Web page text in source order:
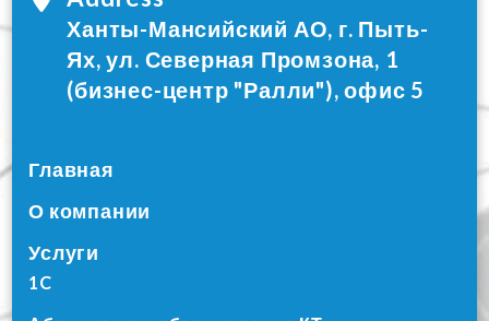
Ханты-Мансийский АО, г. Пыть-
Ях, ул. Северная Промзона, 1
(бизнес-центр "Ралли"), офис 5
Главная
О компании
Услуги
1C